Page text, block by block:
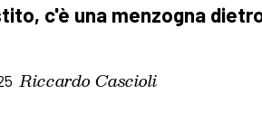
c'è una menzogna
Riccardo Cascioli